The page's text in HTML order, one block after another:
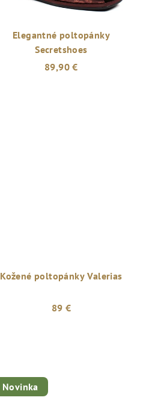
Elegantné poltopánky
Secretshoes
89,90 €
Kožené poltopánky Valerias
89 €
Novinka